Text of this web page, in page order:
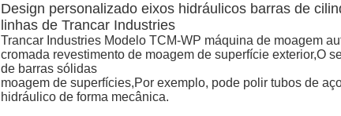
Design personalizado eixos hidráulicos barras de
linhas de Trancar Industries
Trancar Industries Modelo TCM-WP máquina de moagem
cromada revestimento de moagem de superfície exterior,O
de barras sólidas
moagem de superfícies,Por exemplo, pode polir tubos de
hidráulico de forma mecânica.